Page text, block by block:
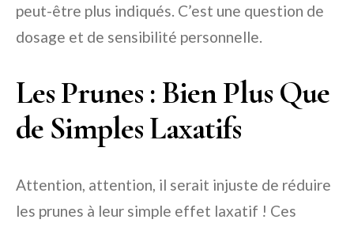
peut-être plus indiqués. C’est une question de
dosage et de sensibilité personnelle.
Les Prunes : Bien Plus Que
de Simples Laxatifs
Attention, attention, il serait injuste de réduire
les prunes à leur simple effet laxatif ! Ces